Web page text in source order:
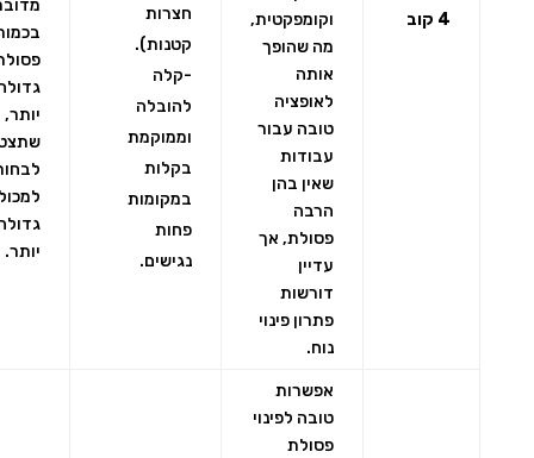
4 קוב
וקומפקטית,
מה שהופך
אותה
לאופציה
טובה עבור
עבודות
שאין בהן
הרבה
פסולת, אך
עדיין
דורשות
פתרון פינוי
נוח.
חצרות
קטנות).
-קלה
להובלה
וממוקמת
בקלות
במקומות
פחות
נגישים.
יותר,
יותר.
אפשרות
טובה לפינוי
פסולת